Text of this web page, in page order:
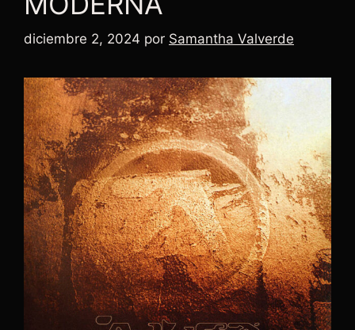
diciembre 2, 2024 por Samantha Valverde